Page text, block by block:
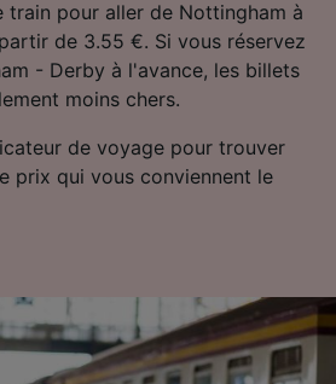
train pour aller de Nottingham à
de 3.55 €. Si vous réservez
- Derby à l'avance, les billets
moins chers.
de voyage pour trouver
prix qui vous conviennent le